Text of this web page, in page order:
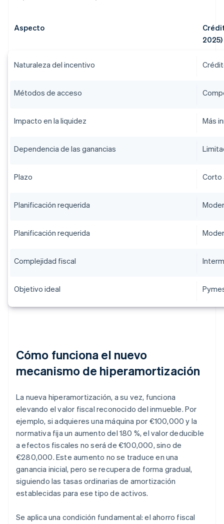
Aspecto
2025)
Naturaleza del incentivo
Métodos de acceso
Impacto en la liquidez Más
Dependencia de las ganancias
Plazo Corto
Planificación requerida
Planificación requerida
Complejidad fiscal
Objetivo ideal
Cómo funciona el nuevo
mecanismo de hiperamortización
La nueva hiperamortización, a su vez, funciona
elevando el valor fiscal reconocido del inmueble. Por
ejemplo, si adquieres una máquina por €100,000 y la
normativa fija un aumento del 180 %, el valor deducible
a efectos fiscales no será de €100,000, sino de
€280,000. Este aumento no se traduce en una
ganancia inicial, pero se recupera de forma gradual,
siguiendo las tasas ordinarias de amortización
establecidas para ese tipo de activos.
Se aplica una condición fundamental: el ahorro fiscal